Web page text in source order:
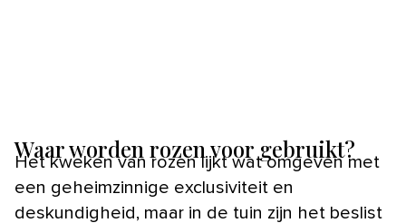
Waar worden rozen voor gebruikt?
Het kweken van rozen lijkt wat omgeven met
een geheimzinnige exclusiviteit en
deskundigheid, maar in de tuin zijn het beslist